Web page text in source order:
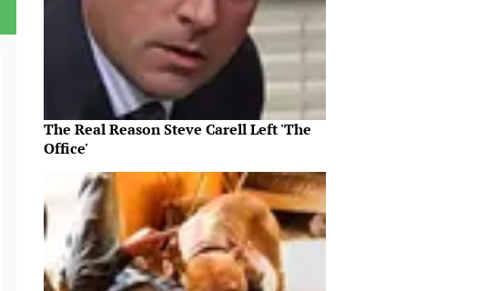
The Real Reason Steve Carell Left 'The
Office'